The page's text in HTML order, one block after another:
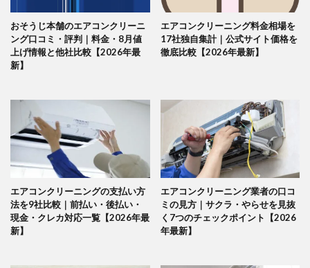
おそうじ本舗のエアコンクリーニ
ング口コミ・評判｜料金・8月値
上げ情報と他社比較【2026年最
新】
エアコンクリーニング料金相場を
17社独自集計｜公式サイト価格を
徹底比較【2026年最新】
エアコンクリーニングの支払い方
法を9社比較｜前払い・後払い・
現金・クレカ対応一覧【2026年最
新】
エアコンクリーニング業者の口コ
ミの見方｜サクラ・やらせを見抜
く7つのチェックポイント【2026
年最新】